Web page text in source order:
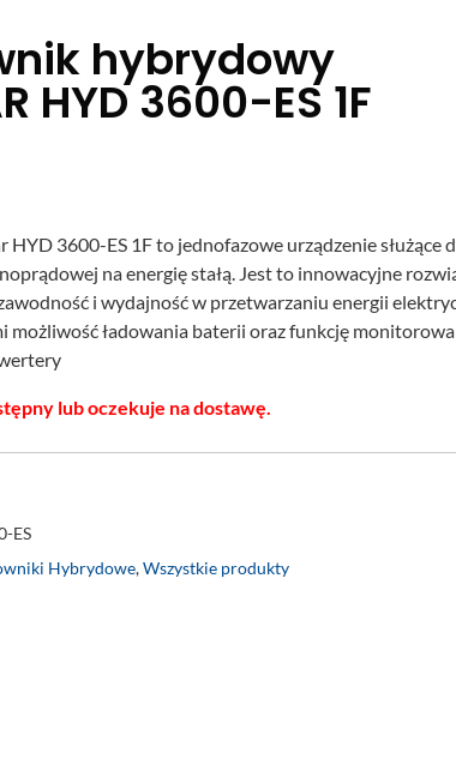
hybrydowy
HYD 3600-ES 1F
HYD 3600-ES 1F to jednofazowe urządzenie służące
na energię stałą. Jest to innowacyjne
i wydajność w przetwarzaniu energii
możliwość ładowania baterii oraz funkcję
lub oczekuje na dostawę.
ES
Hybrydowe,Wszystkie produkty